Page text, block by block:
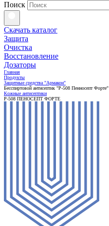
Поиск
Скачать каталог
Защита
Очистка
Восстановление
Дозаторы
Главная
Продукты
Защитные средства "Армакон"
Бесспиртовой антисептик "Р-508 Пенносепт Форте"
Кожные антисептики
Р-508 ПЕНОСЕПТ ФОРТЕ